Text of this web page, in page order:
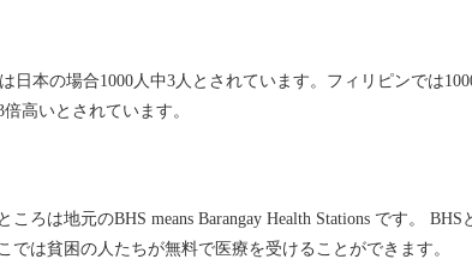
本の場合1000人中3人とされています。フィリピンでは
高いとされています。
ろは地元のBHS means Barangay Health Stations です。 BHS
は貧困の人たちが無料で医療を受けることができます。